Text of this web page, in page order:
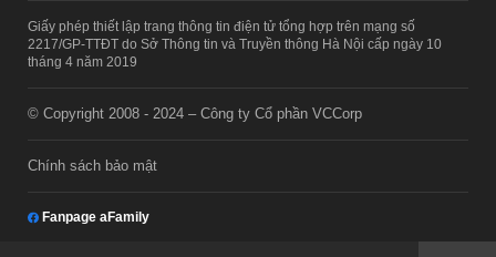
Giấy phép thiết lập trang thông tin điện tử tổng hợp trên mạng số
2217/GP-TTĐT do Sở Thông tin và Truyền thông Hà Nội cấp ngày 10
tháng 4 năm 2019
© Copyright 2008 - 2024 – Công ty Cổ phần VCCorp
Chính sách bảo mật
Fanpage aFamily